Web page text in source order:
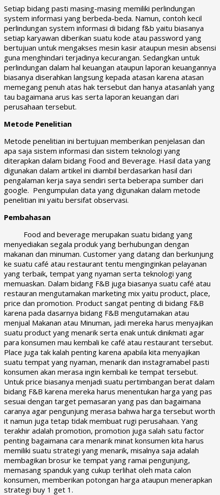
Setiap bidang pasti masing-masing memiliki perlindungan
system informasi yang berbeda-beda. Namun, contoh kecil
perlindungan system informasi di bidang f&b yaitu biasanya
setiap karyawan diberikan suatu kode atau password yang
bertujuan untuk mengakses mesin kasir ataupun mesin absensi
guna menghindari terjadinya kecurangan. Sedangkan untuk
perlindungan dalam hal keuangan ataupun laporan keuangannya
biasanya diserahkan langsung kepada atasan karena atasan
memegang penuh atas hak tersebut dan hanya atasanlah yang
tau bagaimana arus kas serta laporan keuangan dari
perusahaan tersebut.
Metode Penelitian
Metode penelitian ini bertujuan memberikan penjelasan dan
apa saja sistem informasi dan sistem teknologi yang
diterapkan dalam bidang Food and Beverage. Hasil data yang
digunakan dalam artikel ini diambil berdasarkan hasil dari
pengalaman kerja saya sendiri serta beberapa sumber dari
google. Pengumpulan data yang digunakan dalam metode
penelitian ini yaitu bersifat observasi.
Pembahasan
Food and beverage merupakan suatu bidang yang
menyediakan segala produk yang berhubungan dengan
makanan dan minuman. Customer yang datang dan berkunjung
ke suatu café atau restaurant tentu menginginkan pelayanan
yang terbaik, tempat yang nyaman serta teknologi yang
memuaskan. Dalam bidang F&B juga biasanya suatu café atau
restauran mengutamakan marketing mix yaitu product, place,
price dan promotion. Product sangat penting di bidang F&B
karena pada dasarnya bidang F&B mengutamakan atau
menjual Makanan atau Minuman, jadi mereka harus menyajikan
suatu product yang menarik serta enak untuk dinikmati agar
para konsumen mau kembali ke café atau restaurant tersebut.
Place juga tak kalah penting karena apabila kita menyajikan
suatu tempat yang nyaman, menarik dan instagramabel pasti
konsumen akan merasa ingin kembali ke tempat tersebut.
Untuk price biasanya menjadi suatu pertimbangan berat dalam
bidang F&B karena mereka harus menentukan harga yang pas
sesuai dengan target pemasaran yang pas dan bagaimana
caranya agar pengunjung merasa bahwa harga tersebut worth
it namun juga tetap tidak membuat rugi perusahaan. Yang
terakhir adalah promotion, promotion juga salah satu factor
penting bagaimana cara menarik minat konsumen kita harus
memiliki suatu strategi yang menarik, misalnya saja adalah
membagikan brosur ke tempat yang ramai pengunjung,
memasang spanduk yang cukup terlihat oleh mata calon
konsumen, memberikan potongan harga ataupun menerapkan
strategi buy 1 get 1.